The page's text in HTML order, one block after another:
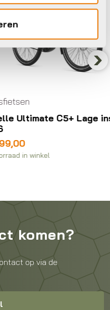
Lage instap
komen?
op via de